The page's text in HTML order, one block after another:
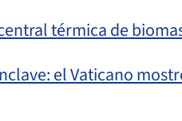
térmica de
el Vaticano